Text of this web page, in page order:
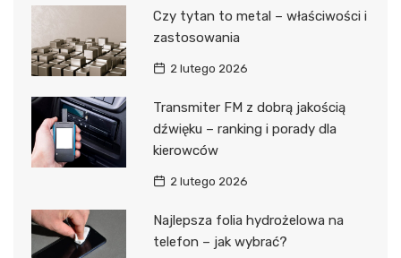
Czy tytan to metal – właściwości i
zastosowania
2 lutego 2026
Transmiter FM z dobrą jakością
dźwięku – ranking i porady dla
kierowców
2 lutego 2026
Najlepsza folia hydrożelowa na
telefon – jak wybrać?